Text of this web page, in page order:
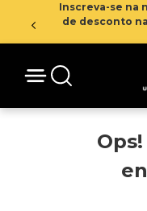
Inscreva-se na
de desconto